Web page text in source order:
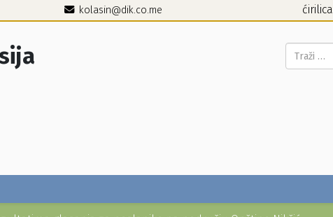
kolasin@dik.co.me ćirilica
Pretraga...